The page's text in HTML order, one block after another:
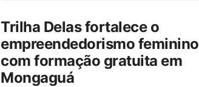
Trilha Delas fortalece o
empreendedorismo feminino
com formação gratuita em
Mongaguá